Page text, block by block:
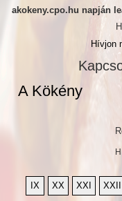
akokeny.cpo.hu napján
Hívjon
A Kökény
IX XX XXI XXII